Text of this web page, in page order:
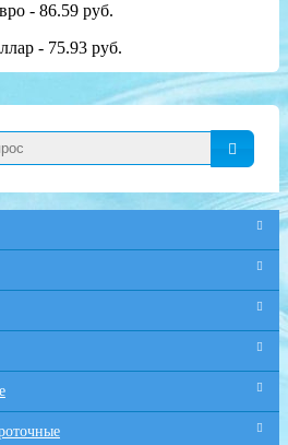
- 86.59 руб.
- 75.93 руб.